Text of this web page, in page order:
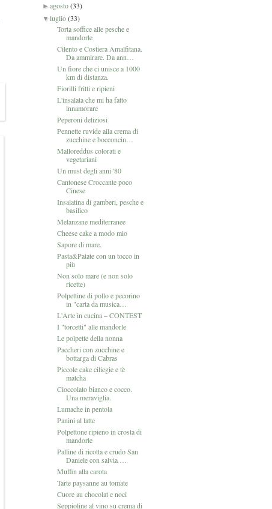
►agosto (33)
▼luglio (33)
Torta soffice alle pesche e
mandorle
Cilento e Costiera Amalfitana.
Da ammirare. Da ann…
Un fiore che ci unisce a 1000
km di distanza.
Fiorilli fritti e ripieni
L'insalata che mi ha fatto
innamorare
Peperoni deliziosi
Pennette ruvide alla crema di
zucchine e bocconcin…
Malloreddus colorati e
vegetariani
Un must degli anni '80
Cantonese Croccante poco
Cinese
Insalatina di gamberi, pesche e
basilico
Melanzane mediterranee
Cheese cake a modo mio
Sapore di mare.
Pasta&Patate con un tocco in
più
Non solo mare (e non solo
ricette)
Polpettine di pollo e pecorino
in "carta da musica…
L'Arte in cucina – CONTEST
I "torcetti" alle mandorle
Le polpette della nonna
Paccheri con zucchine e
bottarga di Cabras
Piccole cake ciliegie e tè
matcha
Cioccolato bianco e cocco.
Una meraviglia.
Lumache in pentola
Panini al latte
Polpettone ripieno in crosta di
mandorle
Palline di ricotta e crudo San
Daniele con salvia …
Muffin alla carota
Tarte paysanne au tomate
Cuore au chocolat e noci
Seppioline al vino su crema di